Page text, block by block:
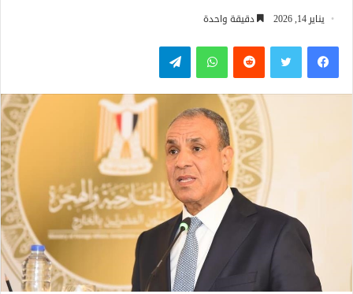
يناير 14, 2026 دقيقة واحدة
فيسبوكتويتر واتساب تيلقرام